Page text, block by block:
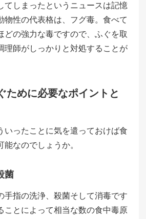
てしまったというニュースは記憶
物性の代表格は、フグ毒。食べて
どの強力な毒ですので、ふぐを取
理師がしっかりと対処することが
ために必要なポイントと
いったことに気を遣っておけば食
なのでしょうか。
菌
手指の洗浄、殺菌そして消毒です
ことによって相当な数の食中毒原